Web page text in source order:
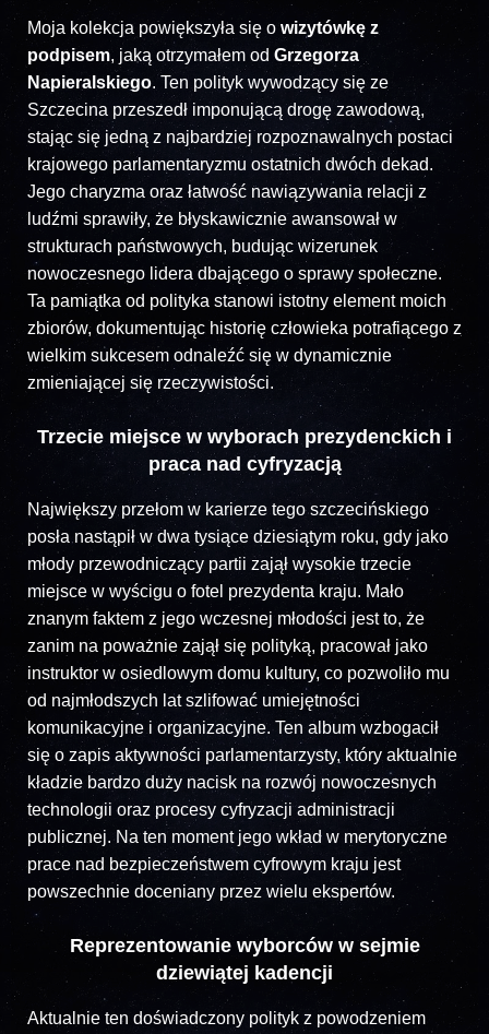
Moja kolekcja powiększyła się o wizytówkę z
podpisem, jaką otrzymałem od Grzegorza
Napieralskiego. Ten polityk wywodzący się ze
Szczecina przeszedł imponującą drogę zawodową,
stając się jedną z najbardziej rozpoznawalnych postaci
krajowego parlamentaryzmu ostatnich dwóch dekad.
Jego charyzma oraz łatwość nawiązywania relacji z
ludźmi sprawiły, że błyskawicznie awansował w
strukturach państwowych, budując wizerunek
nowoczesnego lidera dbającego o sprawy społeczne.
Ta pamiątka od polityka stanowi istotny element moich
zbiorów, dokumentując historię człowieka potrafiącego z
wielkim sukcesem odnaleźć się w dynamicznie
zmieniającej się rzeczywistości.
Trzecie miejsce w wyborach prezydenckich i
praca nad cyfryzacją
Największy przełom w karierze tego szczecińskiego
posła nastąpił w dwa tysiące dziesiątym roku, gdy jako
młody przewodniczący partii zajął wysokie trzecie
miejsce w wyścigu o fotel prezydenta kraju. Mało
znanym faktem z jego wczesnej młodości jest to, że
zanim na poważnie zajął się polityką, pracował jako
instruktor w osiedlowym domu kultury, co pozwoliło mu
od najmłodszych lat szlifować umiejętności
komunikacyjne i organizacyjne. Ten album wzbogacił
się o zapis aktywności parlamentarzysty, który aktualnie
kładzie bardzo duży nacisk na rozwój nowoczesnych
technologii oraz procesy cyfryzacji administracji
publicznej. Na ten moment jego wkład w merytoryczne
prace nad bezpieczeństwem cyfrowym kraju jest
powszechnie doceniany przez wielu ekspertów.
Reprezentowanie wyborców w sejmie
dziewiątej kadencji
Aktualnie ten doświadczony polityk z powodzeniem